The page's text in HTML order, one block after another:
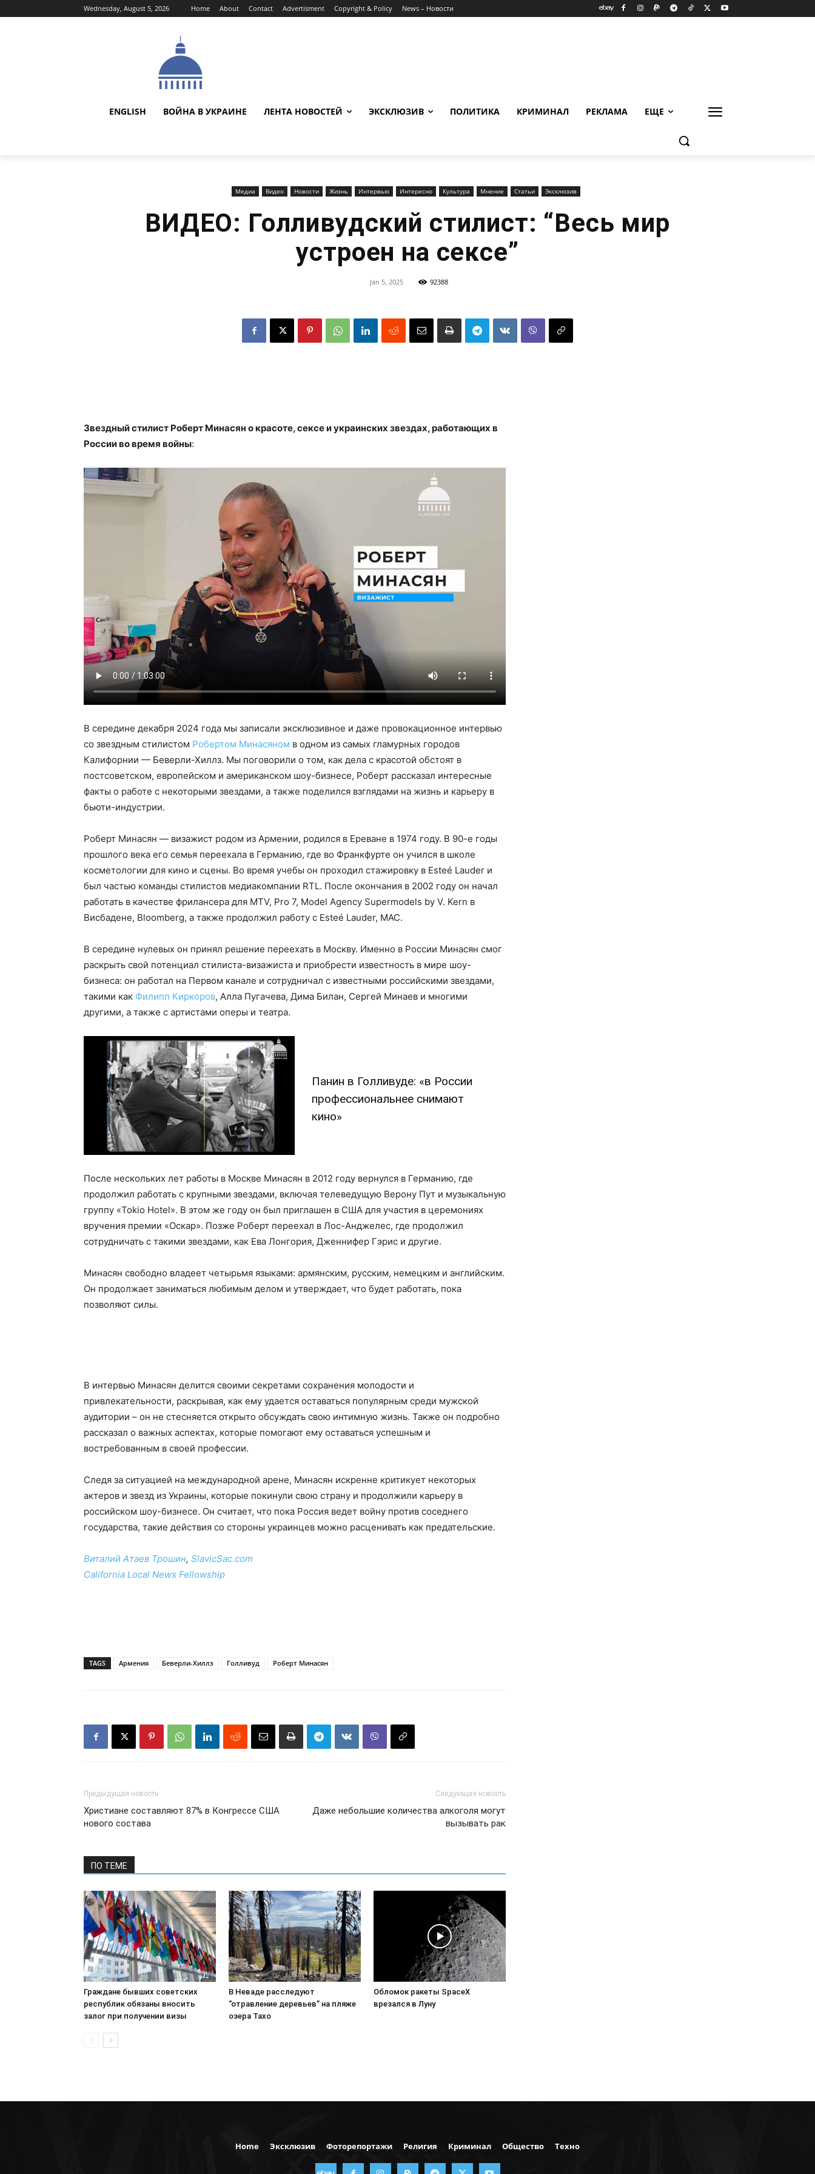
Wednesday, August 5, 2026 Home About Contact Advertisment Copyright & Policy News – Новости
ENGLISH ВОЙНА В УКРАИНЕ ЛЕНТА НОВОСТЕЙ ЭКСКЛЮЗИВ ПОЛИТИКА КРИМИНАЛ РЕКЛАМА ЕЩЕ
Медиа Видео Новости Жизнь Интервью Интересно Культура Мнение Статьи Эксклюзив
ВИДЕО: Голливудский стилист: “Вeсь мир
устроен на сексе”
Jan 5, 2025 92388
Звездный стилист Роберт Минасян о красоте, сексе и украинских звездах, работающих в
России во время войны:
В середине декабря 2024 года мы записали эксклюзивное и даже провокационное интервью
со звездным стилистом Робертом Минасяном в одном из самых гламурных городов
Калифорнии — Беверли-Хиллз. Мы поговорили о том, как дела с красотой обстоят в
постсоветском, европейском и американском шоу-бизнесе, Роберт рассказал интересные
факты о работе с некоторыми звездами, а также поделился взглядами на жизнь и карьеру в
бьюти-индустрии.
Роберт Минасян — визажист родом из Армении, родился в Ереване в 1974 году. В 90-е годы
прошлого века его семья переехала в Германию, где во Франкфурте он учился в школе
косметологии для кино и сцены. Во время учебы он проходил стажировку в Esteé Lauder и
был частью команды стилистов медиакомпании RTL. После окончания в 2002 году он начал
работать в качестве фрилансера для MTV, Pro 7, Model Agency Supermodels by V. Kern в
Висбадене, Bloomberg, а также продолжил работу с Esteé Lauder, MAC.
В середине нулевых он принял решение переехать в Москву. Именно в России Минасян смог
раскрыть свой потенциал стилиста-визажиста и приобрести известность в мире шоу-
бизнеса: он работал на Первом канале и сотрудничал с известными российскими звездами,
такими как Филипп Киркоров, Алла Пугачева, Дима Билан, Сергей Минаев и многими
другими, а также с артистами оперы и театра.
Панин в Голливуде: «в России
профессиональнее снимают
кино»
После нескольких лет работы в Москве Минасян в 2012 году вернулся в Германию, где
продолжил работать с крупными звездами, включая телеведущую Верону Пут и музыкальную
группу «Tokio Hotel». В этом же году он был приглашен в США для участия в церемониях
вручения премии «Оскар». Позже Роберт переехал в Лос-Анджелес, где продолжил
сотрудничать с такими звездами, как Ева Лонгория, Дженнифер Гэрис и другие.
Минасян свободно владеет четырьмя языками: армянским, русским, немецким и английским.
Он продолжает заниматься любимым делом и утверждает, что будет работать, пока
позволяют силы.
В интервью Минасян делится своими секретами сохранения молодости и
привлекательности, раскрывая, как ему удается оставаться популярным среди мужской
аудитории – он не стесняется открыто обсуждать свою интимную жизнь. Также он подробно
рассказал о важных аспектах, которые помогают ему оставаться успешным и
востребованным в своей профессии.
Следя за ситуацией на международной арене, Минасян искренне критикует некоторых
актеров и звезд из Украины, которые покинули свою страну и продолжили карьеру в
российском шоу-бизнесе. Он считает, что пока Россия ведет войну против соседнего
государства, такие действия со стороны украинцев можно расценивать как предательские.
Виталий Атаев Трошин, SlavicSac.com
California Local News Fellowship
TAGS Армения Беверли-Хиллз Голливуд Роберт Минасян
Предыдущая новость
Христиане составляют 87% в Конгрессе США
нового состава
Следующая новость
Даже небольшие количества алкоголя могут
вызывать рак
ПО ТЕМЕ
Граждане бывших советских
республик обязаны вносить
залог при получении визы
В Неваде расследуют
“отравление деревьев” на пляже
озера Тахо
Обломок ракеты SpaceX
врезался в Луну
Home Эксклюзив Фоторепортажи Религия Криминал Общество Техно